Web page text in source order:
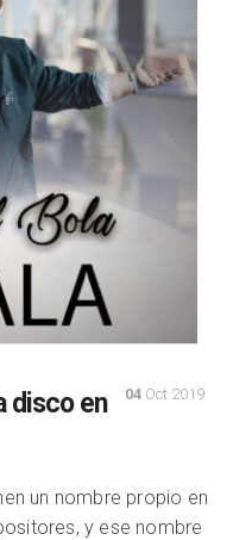
04 Oct 2019
disco en
un nombre propio en
y ese nombre